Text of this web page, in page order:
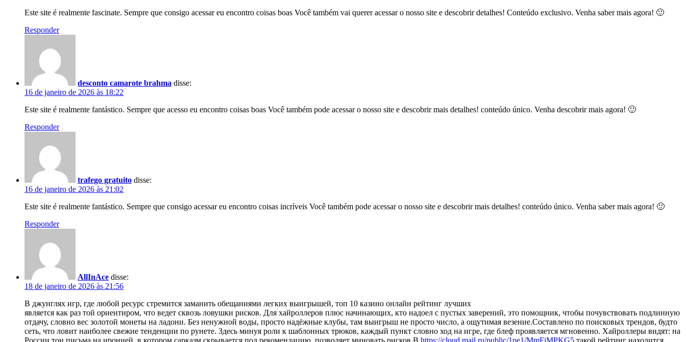
Este site é realmente fascinate. Sempre que consigo acessar eu encontro coisas boas Você também vai querer acessar o nosso site e descobrir detalhes! Conteúdo exclusivo. Venha saber mais agora! 🙂
Responder
desconto camarote brahma disse:
16 de janeiro de 2026 às 18:22
Este site é realmente fantástico. Sempre que acesso eu encontro coisas boas Você também pode acessar o nosso site e descobrir mais detalhes! conteúdo único. Venha descobrir mais agora! 🙂
Responder
trafego gratuito disse:
16 de janeiro de 2026 às 21:02
Este site é realmente fantástico. Sempre que consigo acessar eu encontro coisas incríveis Você também pode acessar o nosso site e descobrir mais detalhes! conteúdo único. Venha saber mais agora! 🙂
Responder
AllInAce disse:
18 de janeiro de 2026 às 21:56
В джунглях игр, где любой ресурс стремится заманить обещаниями легких выигрышей, топ 10 казино онлайн рейтинг лучших
является как раз той ориентиром, что ведет сквозь ловушки рисков. Для хайроллеров плюс начинающих, кто надоел с пустых заверений, это помощник, чтобы почувствовать подлинную
отдачу, словно вес золотой монеты на ладони. Без ненужной воды, просто надёжные клубы, там выигрыш не просто число, а ощутимая везение.Составлено по поисковых трендов, будто
сеть, что ловит наиболее свежие тенденции по рунете. Здесь минуя роли к шаблонных трюков, каждый пункт словно ход на игре, где блеф проявляется мгновенно. Хайроллеры видят: на
России тон письма на иронией, в котором сарказм скрывается под рекомендацию, позволяет миновать рисков.В https://cloud.mail.ru/public/1pe1/MmFjMPKG5 такой рейтинг находится